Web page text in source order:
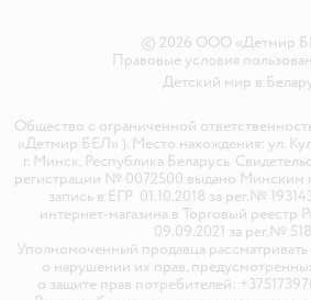
© 2026 ООО «Детмир
Правовые условия
Детский мир в
Общество с ограниченной
«Детмир БЕЛ» ). Место нахождения: ул.
г. Минск, Республика Беларусь.
регистрации № 0072500 выдано Минским
запись в ЕГР 01.10.2018 за рег.№
интернет-магазина в Торговый реестр
09.09.2021 за рег.№
Уполномоченный продавца
о нарушении их прав,
о защите прав потребителей: